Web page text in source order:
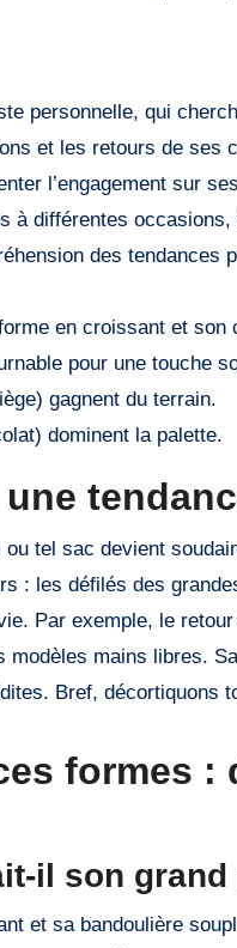
personnelle, qui
et les retours de ses
l’engagement sur
à différentes
des
en croissant et son
pour une touche
gagnent du terrain.
dominent la palette.
tel sac devient
: les défilés des
Par exemple, le
mains libres.
Bref, décortiquons
formes :
il son grand
et sa bandoulière